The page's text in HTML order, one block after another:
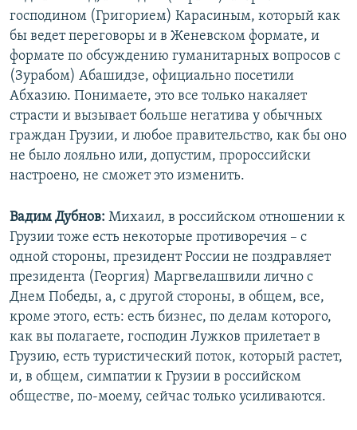
господином (Григорием) Карасиным, который как
бы ведет переговоры и в Женевском формате, и
формате по обсуждению гуманитарных вопросов с
(Зурабом) Абашидзе, официально посетили
Абхазию. Понимаете, это все только накаляет
страсти и вызывает больше негатива у обычных
граждан Грузии, и любое правительство, как бы оно
не было лояльно или, допустим, пророссийски
настроено, не сможет это изменить.
Вадим Дубнов: Михаил, в российском отношении к
Грузии тоже есть некоторые противоречия – с
одной стороны, президент России не поздравляет
президента (Георгия) Маргвелашвили лично с
Днем Победы, а, с другой стороны, в общем, все,
кроме этого, есть: есть бизнес, по делам которого,
как вы полагаете, господин Лужков прилетает в
Грузию, есть туристический поток, который растет,
и, в общем, симпатии к Грузии в российском
обществе, по-моему, сейчас только усиливаются.